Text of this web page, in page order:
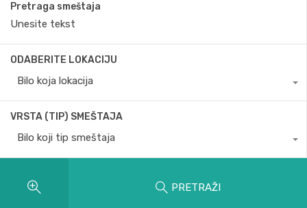
Pretraga smeštaja
ODABERITE LOKACIJU
Bilo koja lokacija
VRSTA (TIP) SMEŠTAJA
Bilo koji tip smeštaja
PRETRAŽI